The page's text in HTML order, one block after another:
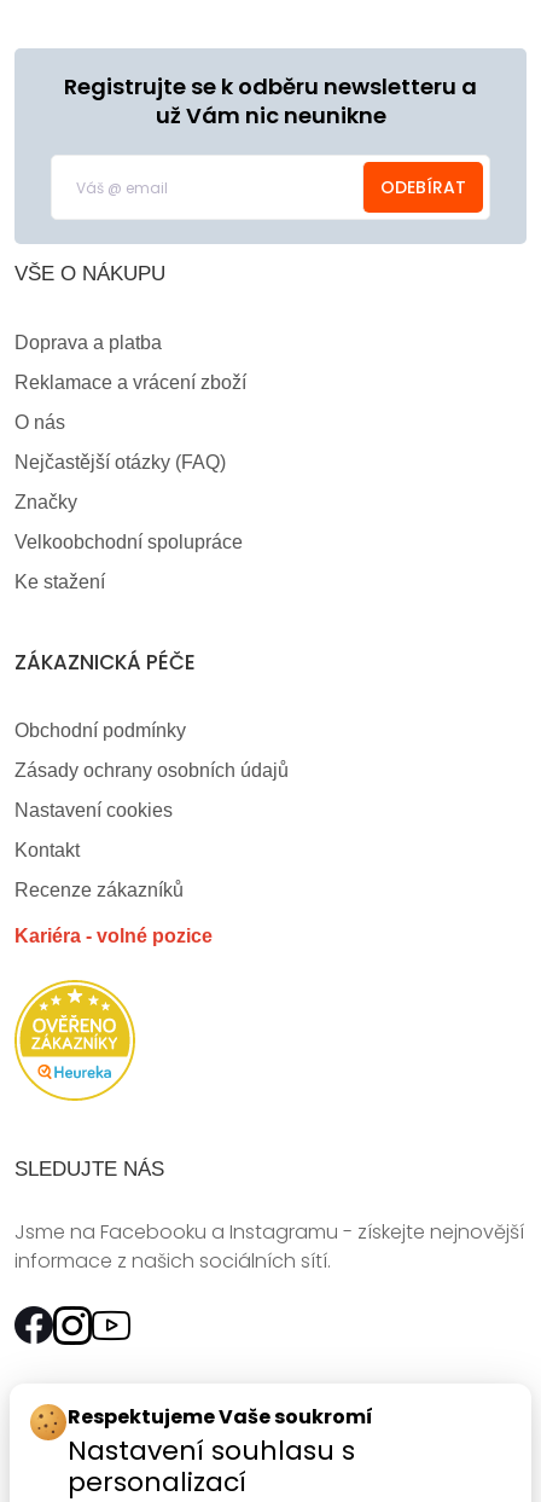
Registrujte se k odběru newsletteru a
už Vám nic neunikne
ODEBÍRAT
VŠE O NÁKUPU
Doprava a platba
Reklamace a vrácení zboží
O nás
Nejčastější otázky (FAQ)
Značky
Velkoobchodní spolupráce
Ke stažení
ZÁKAZNICKÁ PÉČE
Obchodní podmínky
Zásady ochrany osobních údajů
Nastavení cookies
Kontakt
Recenze zákazníků
Kariéra - volné pozice
SLEDUJTE NÁS
Jsme na Facebooku a Instagramu - získejte nejnovější
informace z našich sociálních sítí.
Rychlý kontakt:
SANOMED, spol. s r.o.
Palackého třída 240/75
Respektujeme Vaše soukromí
Nastavení souhlasu s
personalizací